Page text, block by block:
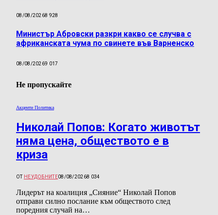
08/08/20268 928
Министър Абровски разкри какво се случва с
африканската чума по свинете във Варненско
08/08/20269 017
Не пропускайте
Акценти Политика
Николай Попов: Когато животът
няма цена, обществото е в
криза
ОТ НЕУДОБНИТЕ08/08/20268 034
Лидерът на коалиция „Сияние“ Николай Попов
отправи силно послание към обществото след
поредния случай на…